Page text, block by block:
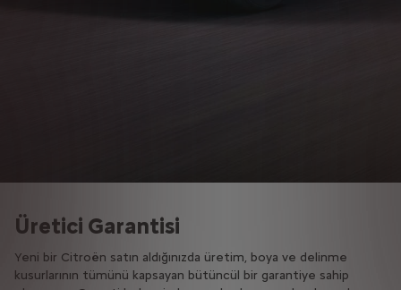
Üretici Garantisi
Yeni bir Citroën satın aldığınızda üretim, boya ve delinme
kusurlarının tümünü kapsayan bütüncül bir garantiye sahip